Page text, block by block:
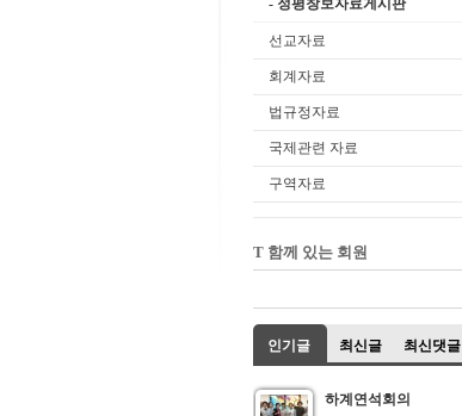
- 정평창보자료게시판
선교자료
회계자료
법규정자료
국제관련 자료
구역자료
T 함께 있는 회원
인기글 최신글 최신댓글
하계연석회의